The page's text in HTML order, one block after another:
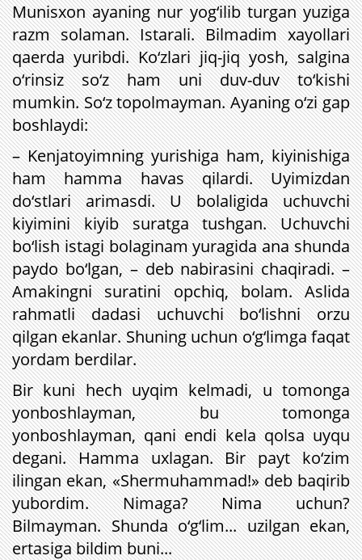
Munisxon ayaning nur yog‘ilib turgan yuziga
razm solaman. Istarali. Bilmadim xayollari
qaerda yuribdi. Ko‘zlari jiq-jiq yosh, salgina
o‘rinsiz so‘z ham uni duv-duv to‘kishi
mumkin. So‘z topolmayman. Ayaning o‘zi gap
boshlaydi:
– Kenjatoyimning yurishiga ham, kiyinishiga
ham hamma havas qilardi. Uyimizdan
do‘stlari arimasdi. U bolaligida uchuvchi
kiyimini kiyib suratga tushgan. Uchuvchi
bo‘lish istagi bolaginam yuragida ana shunda
paydo bo‘lgan, – deb nabirasini chaqiradi. –
Amakingni suratini opchiq, bolam. Aslida
rahmatli dadasi uchuvchi bo‘lishni orzu
qilgan ekanlar. Shuning uchun o‘g‘limga faqat
yordam berdilar.
Bir kuni hech uyqim kelmadi, u tomonga
yonboshlayman, bu tomonga
yonboshlayman, qani endi kela qolsa uyqu
degani. Hamma uxlagan. Bir payt ko‘zim
ilingan ekan, «Shermuhammad!» deb baqirib
yubordim. Nimaga? Nima uchun?
Bilmayman. Shunda o‘g‘lim... uzilgan ekan,
ertasiga bildim buni...